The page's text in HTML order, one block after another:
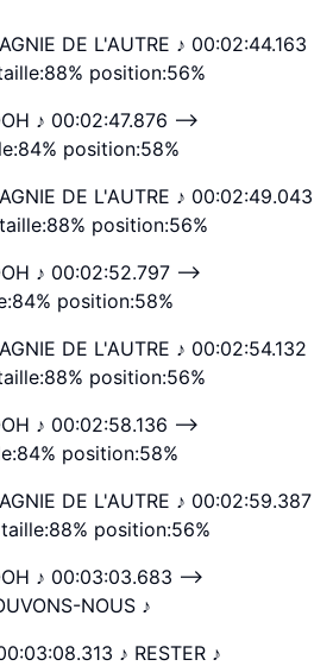
DE L'AUTRE ♪ 00:02:44.163
position:56%
♪ 00:02:47.876 -->
position:58%
DE L'AUTRE ♪ 00:02:49.043
position:56%
♪ 00:02:52.797 -->
position:58%
DE L'AUTRE ♪ 00:02:54.132
position:56%
♪ 00:02:58.136 -->
position:58%
DE L'AUTRE ♪ 00:02:59.387
position:56%
♪ 00:03:03.683 -->
NOUS ♪
♪ RESTER ♪